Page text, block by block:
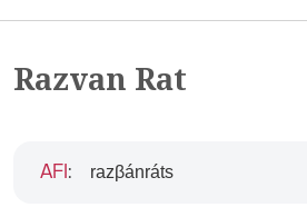
Razvan Rat
AFI : razβánráts